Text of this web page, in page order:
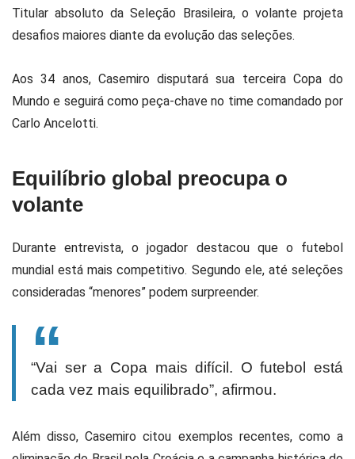
Titular absoluto daSeleção Brasileira, o volante projeta
desafios maiores diante da evolução das seleções.
Aos 34 anos, Casemiro disputará sua terceira Copa do
Mundo e seguirá como peça-chave no time comandado por
Carlo Ancelotti.
Equilíbrio global preocupa o
volante
Durante entrevista, o jogador destacou que o futebol
mundial está mais competitivo. Segundo ele, até seleções
consideradas “menores” podem surpreender.
“Vai ser a Copa mais difícil. O futebol está
cada vez mais equilibrado”, afirmou.
Além disso, Casemiro citou exemplos recentes, como a